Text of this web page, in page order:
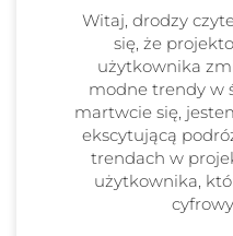
Witaj, drodzy
się, że
użytkownika
modne trendy w
martwcie się,
ekscytującą
trendach w
użytkownika,